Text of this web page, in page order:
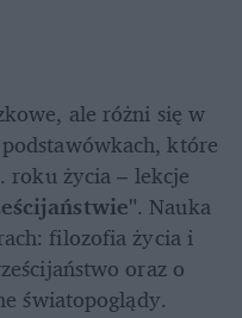
ale różni się w
które
roku życia – lekcje
. Nauka
filozofia życia i
oraz o
światopoglądy.